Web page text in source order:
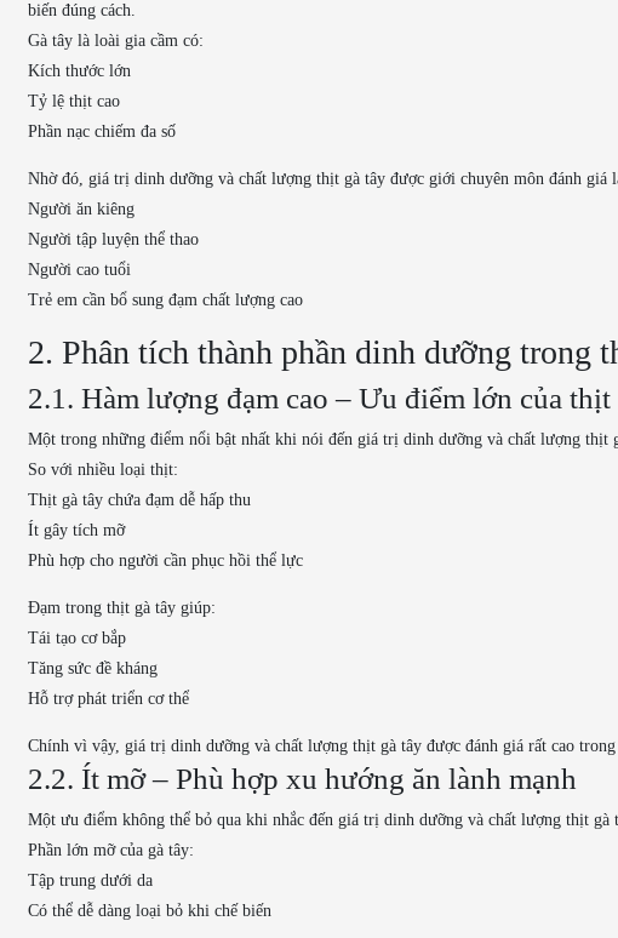
biến đúng cách.
Gà tây là loài gia cầm có:
Kích thước lớn
Tỷ lệ thịt cao
Phần nạc chiếm đa số
Nhờ đó, giá trị dinh dưỡng và chất lượng thịt gà tây được giới chuyên môn đánh giá
Người ăn kiêng
Người tập luyện thể thao
Người cao tuổi
Trẻ em cần bổ sung đạm chất lượng cao
2. Phân tích thành phần dinh dưỡng trong
2.1. Hàm lượng đạm cao – Ưu điểm lớn của thịt
Một trong những điểm nổi bật nhất khi nói đến giá trị dinh dưỡng và chất lượng thịt
So với nhiều loại thịt:
Thịt gà tây chứa đạm dễ hấp thu
Ít gây tích mỡ
Phù hợp cho người cần phục hồi thể lực
Đạm trong thịt gà tây giúp:
Tái tạo cơ bắp
Tăng sức đề kháng
Hỗ trợ phát triển cơ thể
Chính vì vậy, giá trị dinh dưỡng và chất lượng thịt gà tây được đánh giá rất cao trong
2.2. Ít mỡ – Phù hợp xu hướng ăn lành mạnh
Một ưu điểm không thể bỏ qua khi nhắc đến giá trị dinh dưỡng và chất lượng thịt gà
Phần lớn mỡ của gà tây:
Tập trung dưới da
Có thể dễ dàng loại bỏ khi chế biến